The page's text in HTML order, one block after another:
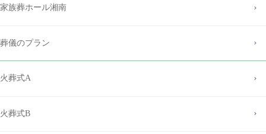
家族葬ホール湘南
葬儀のプラン
火葬式A
火葬式B